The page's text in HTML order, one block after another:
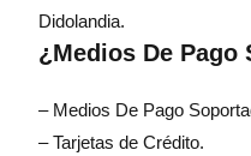
Didolandia.
¿Medios De Pago
– Medios De Pago
– Tarjetas de Crédito.